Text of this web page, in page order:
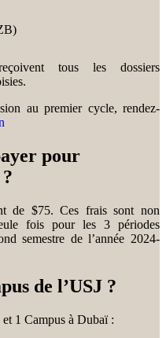
tous les dossiers
au premier cycle, rendez-
pour
de $75. Ces frais sont non
fois pour les 3 périodes
semestre de l’année 2024-
de l’USJ ?
1 Campus à Dubaï :